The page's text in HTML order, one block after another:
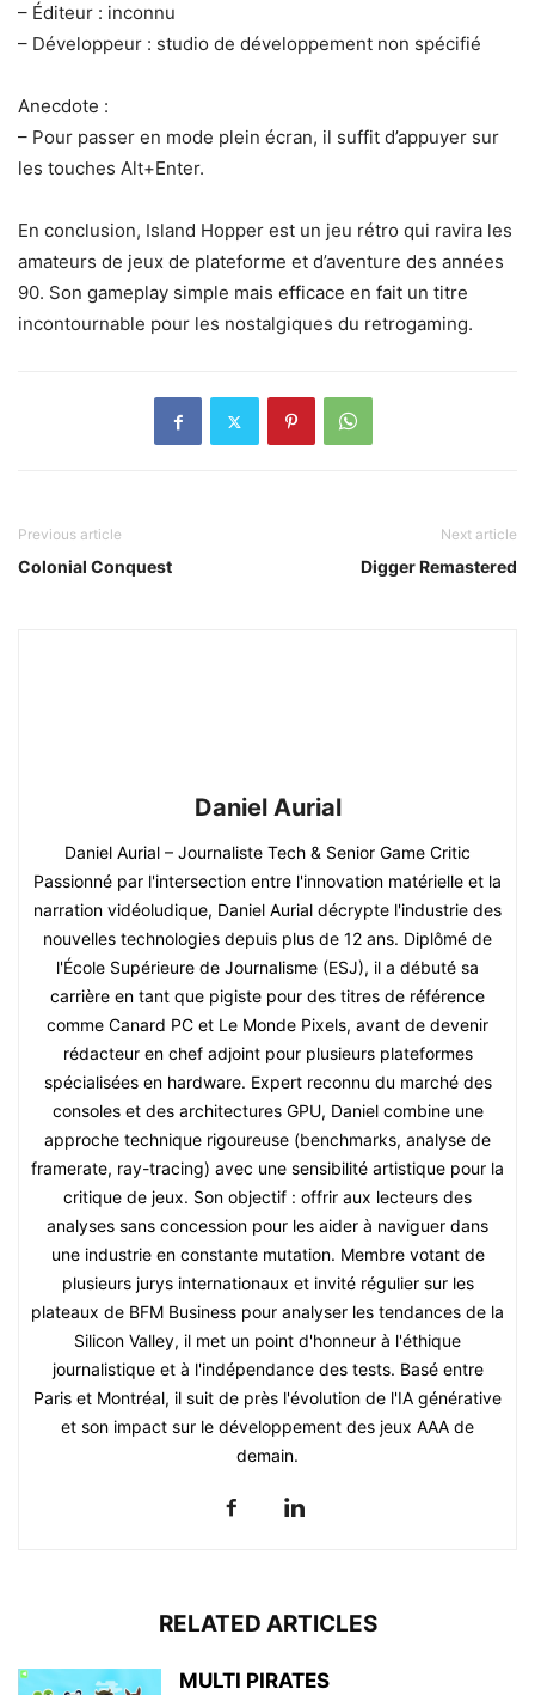
– Éditeur : inconnu
– Développeur : studio de développement non spécifié
Anecdote :
– Pour passer en mode plein écran, il suffit d’appuyer sur
les touches Alt+Enter.
En conclusion, Island Hopper est un jeu rétro qui ravira les
amateurs de jeux de plateforme et d’aventure des années
90. Son gameplay simple mais efficace en fait un titre
incontournable pour les nostalgiques du retrogaming.
Previous article
Colonial Conquest
Next article
Digger Remastered
Daniel Aurial
Daniel Aurial – Journaliste Tech & Senior Game Critic
Passionné par l'intersection entre l'innovation matérielle et la
narration vidéoludique, Daniel Aurial décrypte l'industrie des
nouvelles technologies depuis plus de 12 ans. Diplômé de
l'École Supérieure de Journalisme (ESJ), il a débuté sa
carrière en tant que pigiste pour des titres de référence
comme Canard PC et Le Monde Pixels, avant de devenir
rédacteur en chef adjoint pour plusieurs plateformes
spécialisées en hardware. Expert reconnu du marché des
consoles et des architectures GPU, Daniel combine une
approche technique rigoureuse (benchmarks, analyse de
framerate, ray-tracing) avec une sensibilité artistique pour la
critique de jeux. Son objectif : offrir aux lecteurs des
analyses sans concession pour les aider à naviguer dans
une industrie en constante mutation. Membre votant de
plusieurs jurys internationaux et invité régulier sur les
plateaux de BFM Business pour analyser les tendances de la
Silicon Valley, il met un point d'honneur à l'éthique
journalistique et à l'indépendance des tests. Basé entre
Paris et Montréal, il suit de près l'évolution de l'IA générative
et son impact sur le développement des jeux AAA de
demain.
RELATED ARTICLES
MULTI PIRATES